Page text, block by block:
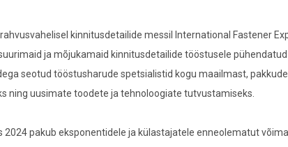
kinnitusdetailide messil International Fastener
ja mõjukamaid kinnitusdetailide tööstusele
seotud tööstusharude spetsialistid kogu maailmast,
ning uusimate toodete ja tehnoloogiate tutvustamiseks.
2024 pakub eksponentidele ja külastajatele enneolematut